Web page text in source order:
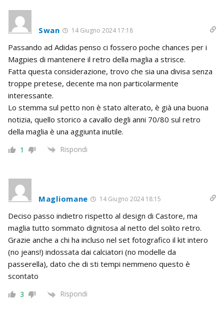
Swan 14 Giugno 2024 17:18
Passando ad Adidas penso ci fossero poche chances per i
Magpies di mantenere il retro della maglia a strisce.
Fatta questa considerazione, trovo che sia una divisa senza
troppe pretese, decente ma non particolarmente
interessante.
Lo stemma sul petto non è stato alterato, è già una buona
notizia, quello storico a cavallo degli anni 70/80 sul retro
della maglia è una aggiunta inutile.
1 Rispondi
Magliomane 14 Giugno 2024 18:15
Deciso passo indietro rispetto al design di Castore, ma
maglia tutto sommato dignitosa al netto del solito retro.
Grazie anche a chi ha incluso nel set fotografico il kit intero
(no jeans!) indossata dai calciatori (no modelle da
passerella), dato che di sti tempi nemmeno questo è
scontato
3 Rispondi